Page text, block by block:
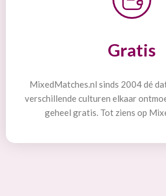
Gratis
MixedMatches.nl sinds 2004 dé
verschillende culturen elkaar
geheel gratis. Tot ziens op